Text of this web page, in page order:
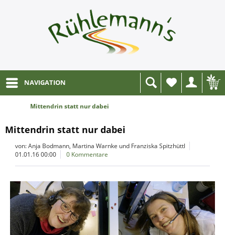
NAVIGATION
Wunschliste
Mittendrin statt nur dabei
Mittendrin statt nur dabei
von: Anja Bodmann, Martina Warnke und Franziska Spitzhüttl
01.01.16 00:00
0 Kommentare